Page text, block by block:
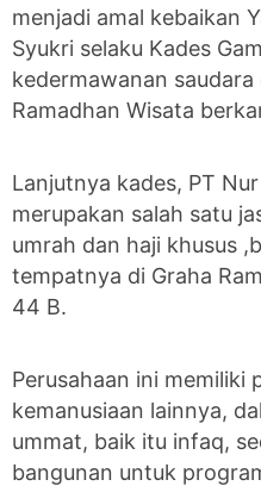
menjadi amal kebaikan
Syukri selaku Kades
kedermawanan
Ramadhan Wisata
Lanjutnya kades, PT
merupakan salah satu
umrah dan haji khusus
tempatnya di Graha
44 B.
Perusahaan ini memiliki
kemanusiaan lainnya,
ummat, baik itu infaq,
bangunan untuk